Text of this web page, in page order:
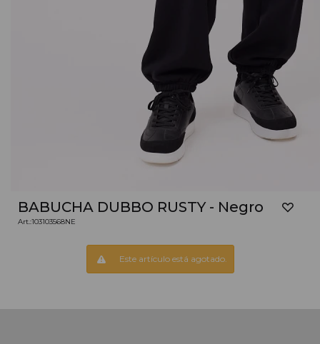
BABUCHA DUBBO RUSTY - Negro
103103568NE
Este artículo está agotado.